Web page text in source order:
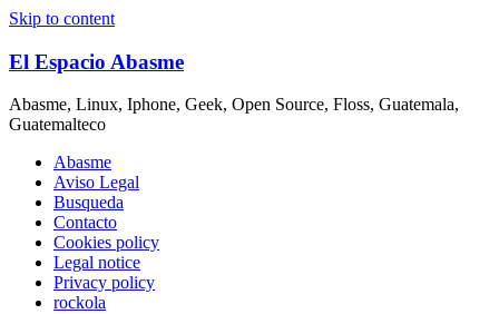
Skip to content
El Espacio Abasme
Abasme, Linux, Iphone, Geek, Open Source, Floss, Guatemala,
Guatemalteco
Abasme
Aviso Legal
Busqueda
Contacto
Cookies policy
Legal notice
Privacy policy
rockola